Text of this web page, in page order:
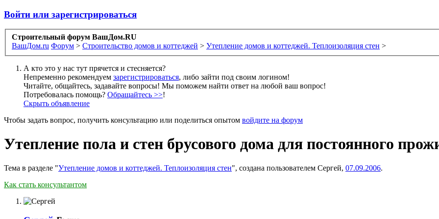
Войти или зарегистрироваться
Строительный форум ВашДом.RU
ВашДом.ru Форум > Строительство домов и коттеджей > Утепление домов и коттеджей. Теплоизоляция стен >
А кто это у нас тут прячется и стесняется?
Непременно рекомендуем зарегистрироваться, либо зайти под своим логином!
Читайте, общайтесь, задавайте вопросы! Мы поможем найти ответ на любой ваш вопрос!
Потребовалась помощь? Обращайтесь >>!
Скрыть объявление
Чтобы задать вопрос, получить консультацию или поделиться опытом войдите на форум
Утепление пола и стен брусового дома для постоянного
Тема в разделе "Утепление домов и коттеджей. Теплоизоляция стен", создана пользователем Сергей, 07.09.2006.
Как стать консультантом